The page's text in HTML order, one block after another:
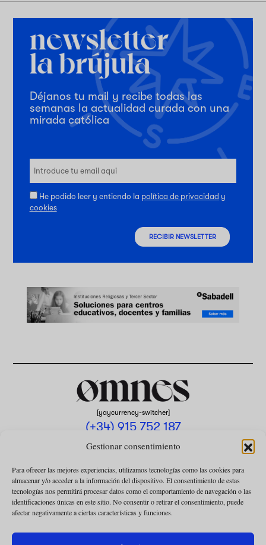
Gestionar consentimiento
Para ofrecer las mejores experiencias, utilizamos tecnologías como las cookies para
almacenar y/o acceder a la información del dispositivo. El consentimiento de estas
tecnologías nos permitirá procesar datos como el comportamiento de navegación o las
identificaciones únicas en este sitio. No consentir o retirar el consentimiento, puede
afectar negativamente a ciertas características y funciones.
Déjanos tu mail y recibe todas las
semanas la actualidad curada con una
mirada católica
He podido leer y entiendo la política de privacidad y
cookies
RECIBIR NEWSLETTER
[yaycurrency-switcher]
(+34) 915 752 187
omnes@omnesmag.com
POLÍTICA DE PRIVACIDAD